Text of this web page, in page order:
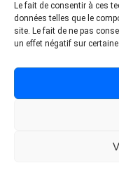
Le fait de consentir à ces
données telles que le
site. Le fait de ne pas
un effet négatif sur
© Tous